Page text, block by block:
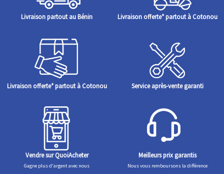
Livraison partout au Bénin Livraison offerte* partout à Cotonou
Livraison offerte* partout à Cotonou Service après-vente garanti
Vendre sur QuoiAcheter
Gagne plus d'argent avec nous
Meilleurs prix garantis
Nous vous remboursons la différence